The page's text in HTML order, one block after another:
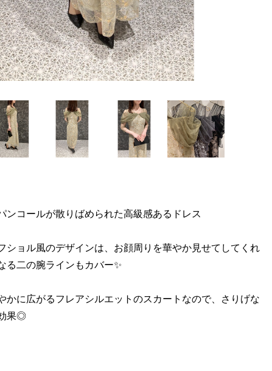
ンコールが散りばめられた高級感あるドレス
ショル風のデザインは、お顔周りを華やか見せてしてくれ
る二の腕ラインもカバー✨
かに広がるフレアシルエットのスカートなので、さりげな
果◎